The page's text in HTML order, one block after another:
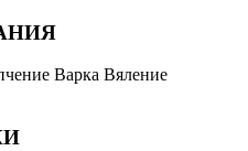
Варка Вяление